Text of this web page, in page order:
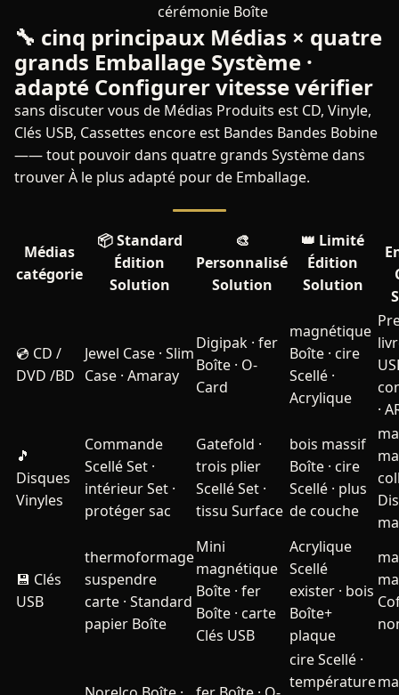
cérémonie Boîte
🔧 cinq principaux Médias × quatre
grands Emballage Système ·
adapté Configurer vitesse vérifier
sans discuter vous de Médias Produits est CD, Vinyle,
Clés USB, Cassettes encore est Bandes Bandes Bobine
—— tout pouvoir dans quatre grands Système dans
trouver À le plus adapté pour de Emballage.
Médias
catégorie
📦 Standard
Édition
Solution
🎨
Personnalisé
Solution
👑 Limité
Édition
Solution
💿 CD /
DVD /BD
Jewel Case · Slim
Case · Amaray
Digipak · fer
Boîte · O-
Card
magnétique
Boîte · cire
Scellé ·
Acrylique
·
🎵
Disques
Vinyles
Commande
Scellé Set ·
intérieur Set ·
protéger sac
Gatefold ·
trois plier
Scellé Set ·
tissu Surface
bois massif
Boîte · cire
Scellé · plus
de couche
💾 Clés
USB
thermoformage
suspendre
carte · Standard
papier Boîte
Mini
magnétique
Boîte · fer
Boîte · carte
Clés USB
Acrylique
Scellé
exister · bois
Boîte+
plaque
cire Scellé ·
température